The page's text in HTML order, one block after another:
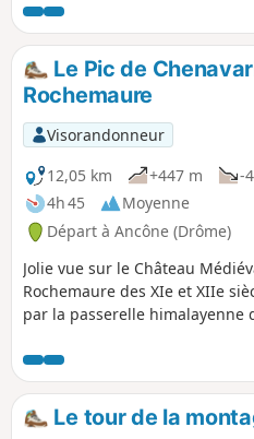
sans retour par le même
malheureusement, suite aux
fermeture des chemins de
les agriculteurs, propriétaires
je n'ai pas pu... L'intérêt de ce
l'arrivée au Ravin de Verdiny et
magnifiques restanques.
Le Pic de
Rochemaure
Visorandonneur
12,05 km
+447 m
-
4h 45
Moyenne
Départ à Ancône (Drôme)
Jolie vue sur le Château
Rochemaure des XIe et XIIe
par la passerelle himalayenne
Chenavari, sur les montagnes
ainsi que sur la vallée du
plateau du Coiron.
Le tour de la